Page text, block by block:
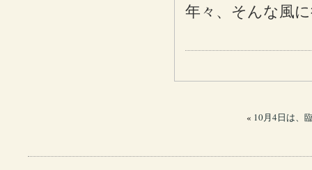
年々、そんな風
« 10月4日は、